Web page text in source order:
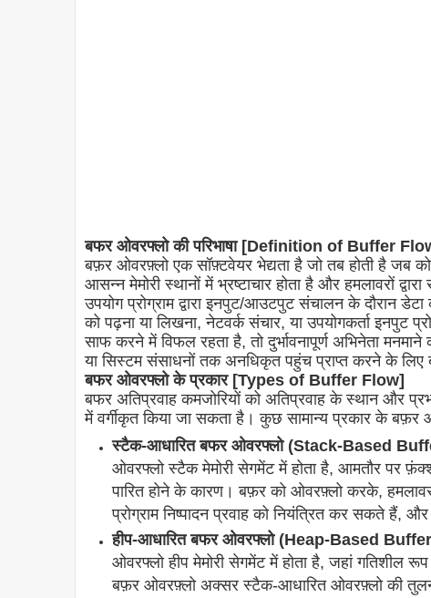
बफर ओवरफ्लो की परिभाषा [Definition of Buffer
बफ़र ओवरफ़्लो एक सॉफ़्टवेयर भेद्यता है जो तब होती है जब
आसन्न मेमोरी स्थानों में भ्रष्टाचार होता है और हमलावरों
उपयोग प्रोग्राम द्वारा इनपुट/आउटपुट संचालन के दौरान
को पढ़ना या लिखना, नेटवर्क संचार, या उपयोगकर्ता इनपुट
साफ करने में विफल रहता है, तो दुर्भावनापूर्ण अभिनेता
या सिस्टम संसाधनों तक अनधिकृत पहुंच प्राप्त करने के
बफर ओवरफ्लो के प्रकार [Types of Buffer Flow]
बफर अतिप्रवाह कमजोरियों को अतिप्रवाह के स्थान और
में वर्गीकृत किया जा सकता है। कुछ सामान्य प्रकार के बफ़र
स्टैक-आधारित बफर ओवरफ्लो (Stack-Based
ओवरफ्लो स्टैक मेमोरी सेगमेंट में होता है, आमतौर पर
पारित होने के कारण। बफ़र को ओवरफ़्लो करके,
प्रोग्राम निष्पादन प्रवाह को नियंत्रित कर सकते हैं,
हीप-आधारित बफर ओवरफ्लो (Heap-Based
ओवरफ्लो हीप मेमोरी सेगमेंट में होता है, जहां गतिशील
बफ़र ओवरफ़्लो अक्सर स्टैक-आधारित ओवरफ़्लो की